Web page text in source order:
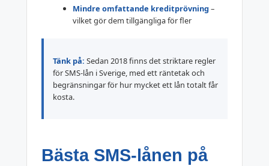
Mindre omfattande kreditprövning–
vilket gör dem tillgängliga för fler
Tänk på: Sedan 2018 finns det striktare regler
för SMS-lån i Sverige, med ett räntetak och
begränsningar för hur mycket ett lån totalt får
kosta.
Bästa SMS-lånen på